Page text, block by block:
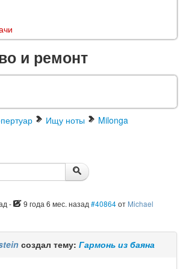
и ремонт
Ищу ноты Milonga
- 9 года 6 мес. назад #40864от Michael
создал тему: Гармонь из баяна